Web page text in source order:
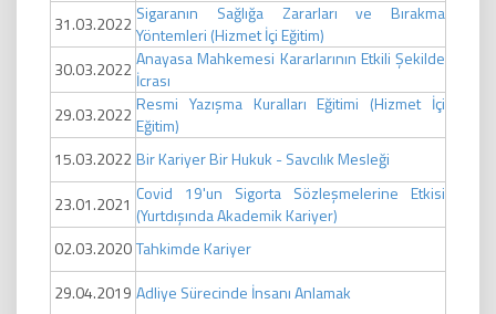
31.03.2022 Sigaranın Sağlığa Zararları ve Bırakma
Yöntemleri (Hizmet İçi Eğitim)
30.03.2022Anayasa Mahkemesi Kararlarının Etkili Şekilde
İcrası
29.03.2022Resmi Yazışma Kuralları Eğitimi (Hizmet İçi
Eğitim)
15.03.2022Bir Kariyer Bir Hukuk - Savcılık Mesleği
23.01.2021 Covid 19'un Sigorta Sözleşmelerine Etkisi
(Yurtdışında Akademik Kariyer)
02.03.2020Tahkimde Kariyer
29.04.2019 Adliye Sürecinde İnsanı Anlamak